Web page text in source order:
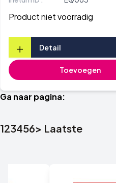
Product niet voorradig
+ Detail
Toevoegen
Ga naar pagina:
123456> Laatste